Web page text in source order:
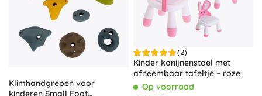
Klimhandgrepen voor
kinderen Small Foot
(2)
Kinder konijnenstoel met
afneembaar tafeltje – roze
Op voorraad